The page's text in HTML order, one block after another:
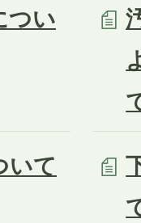
つい
いて